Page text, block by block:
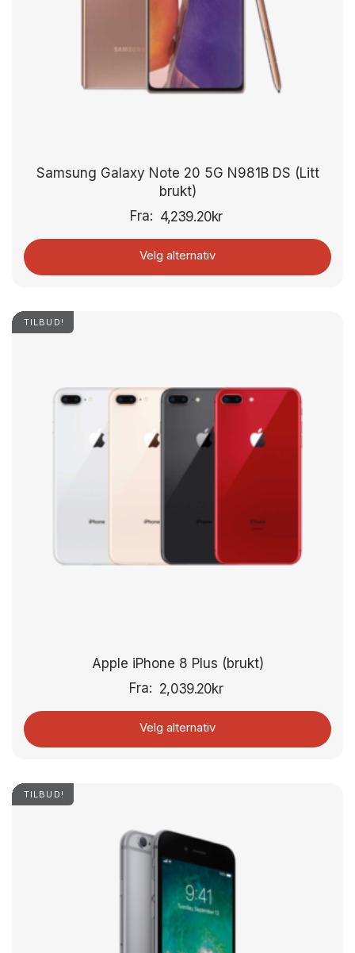
Samsung Galaxy Note 20 5G N981B DS (Litt
brukt)
Fra: 4,239.20kr
Velg alternativ
TILBUD!
Apple iPhone 8 Plus (brukt)
Fra: 2,039.20kr
Velg alternativ
TILBUD!